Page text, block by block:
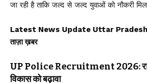
जा रही है ताकि जल्द से जल्द युवाओं को नौकरी
Latest News Update Uttar Pradesh
ताज़ा ख़बर
UP Police Recruitment 2026:
विकास को बढ़ावा